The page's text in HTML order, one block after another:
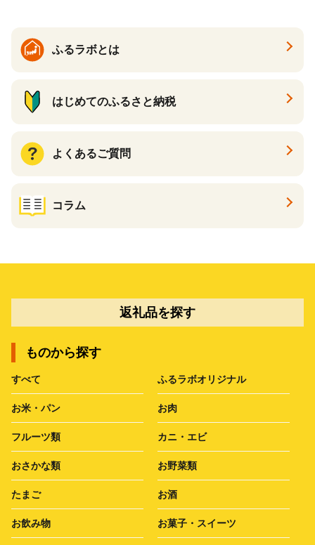
ふるラボとは
はじめてのふるさと納税
よくあるご質問
コラム
返礼品を探す
ものから探す
すべて ふるラボオリジナル
お米・パン お肉
フルーツ類 カニ・エビ
おさかな類 お野菜類
たまご お酒
お飲み物 お菓子・スイーツ